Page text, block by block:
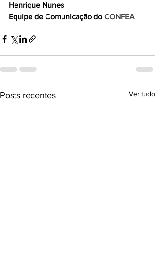
Henrique Nunes
Equipe de Comunicação do CONFEA
Posts recentes Ver tudo